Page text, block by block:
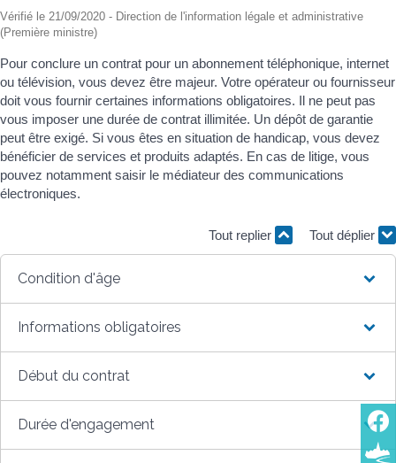
Vérifié le 21/09/2020 - Direction de l'information légale et administrative
(Première ministre)
Pour conclure un contrat pour un abonnement téléphonique, internet
ou télévision, vous devez être majeur. Votre opérateur ou fournisseur
doit vous fournir certaines informations obligatoires. Il ne peut pas
vous imposer une durée de contrat illimitée. Un dépôt de garantie
peut être exigé. Si vous êtes en situation de handicap, vous devez
bénéficier de services et produits adaptés. En cas de litige, vous
pouvez notamment saisir le médiateur des communications
électroniques.
Tout replier Tout déplier
Condition d'âge
Informations obligatoires
Début du contrat
Durée d'engagement